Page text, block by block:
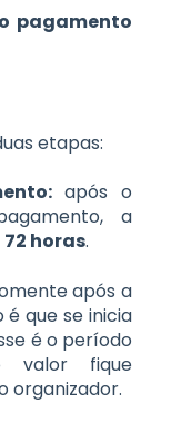
pagamento
etapas:
após o
a
72 horas.
após a
que se inicia
é o período
valor fique
organizador.